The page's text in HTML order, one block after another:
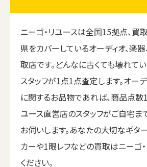
ニーゴ・リユースは全国15拠点、
県をカバーしているオーディオ、楽
取店です。どんなに古くても壊れて
スタッフが1点1点査定します。オーデ
に関するお品物であれば、商品点数
ユース直営店のスタッフがご自宅
お伺いします。あなたの大切なギタ
カーや1眼レフなどの買取はニーゴ
ください。